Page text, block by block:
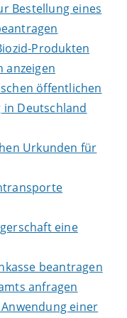
Bestellung eines
Produkten
anzeigen
öffentlichen
Deutschland
Urkunden für
eine
beantragen
anfragen
einer